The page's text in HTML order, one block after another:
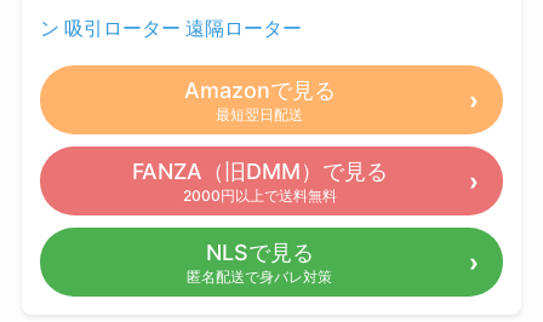
ン 吸引ローター 遠隔ローター
Amazonで見る
最短翌日配送
FANZA（旧DMM）で見る
2000円以上で送料無料
NLSで見る
匿名配送で身バレ対策